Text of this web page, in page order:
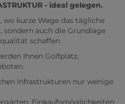
- ideal gelegen.
kurze Wege das tägliche
auch die Grundlage
schaffen.
Ihnen Golfplatz,
Infrastrukturen nur wenige
Einkaufsmöglichkeiten